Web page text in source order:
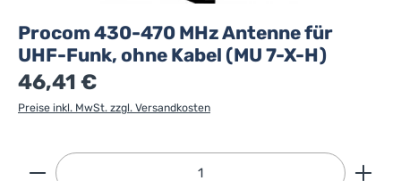
Procom 430-470 MHz Antenne für
UHF-Funk, ohne Kabel (MU 7-X-H)
46,41 €
Preise inkl. MwSt. zzgl. Versandkosten
Produkt Anzahl: Gib den gewünschten Wert ein